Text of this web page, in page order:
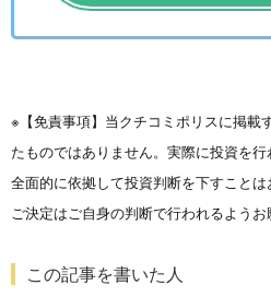
※【免責事項】当クチコミポリスに掲載
たものではありません。実際に投資を
全面的に依拠して投資判断を下すこと
ご決定はご自身の判断で行われるようお
この記事を書いた人